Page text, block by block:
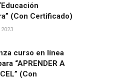
(Con Certificado)
curso en línea
“APRENDER A
(Con